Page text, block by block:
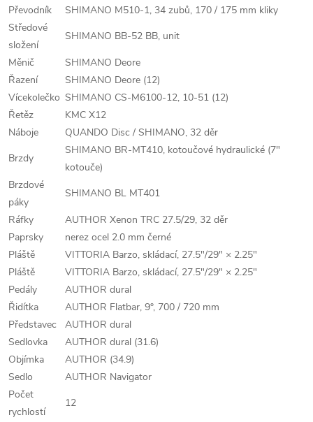
Převodník
SHIMANO M510-1, 34 zubů, 170 / 175 mm kliky
Středové
složení
SHIMANO BB-52 BB, unit
Měnič
SHIMANO Deore
Řazení
SHIMANO Deore (12)
Vícekolečko SHIMANO CS-M6100-12, 10-51 (12)
Řetěz
KMC X12
Náboje
QUANDO Disc / SHIMANO, 32 děr
Brzdy
SHIMANO BR-MT410, kotoučové hydraulické (7"
kotouče)
Brzdové
páky
SHIMANO BL MT401
Ráfky
AUTHOR Xenon TRC 27.5/29, 32 děr
Paprsky
nerez ocel 2.0 mm černé
Pláště
VITTORIA Barzo, skládací, 27.5"/29" × 2.25"
Pláště
VITTORIA Barzo, skládací, 27.5"/29" × 2.25"
Pedály
AUTHOR dural
Řidítka
AUTHOR Flatbar, 9°, 700 / 720 mm
Představec
AUTHOR dural
Sedlovka
AUTHOR dural (31.6)
Objímka
AUTHOR (34.9)
Sedlo
AUTHOR Navigator
Počet
rychlostí
12